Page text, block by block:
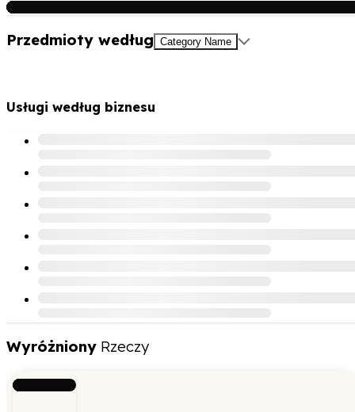
Przedmioty według Category Name
Usługi według biznesu
Wyróżniony Rzeczy